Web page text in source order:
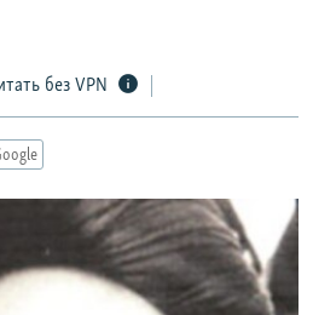
без VPN